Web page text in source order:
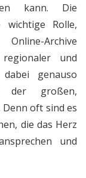
kann. Die
wichtige Rolle,
Archive
und
genauso
der großen,
oft sind es
die das Herz
und